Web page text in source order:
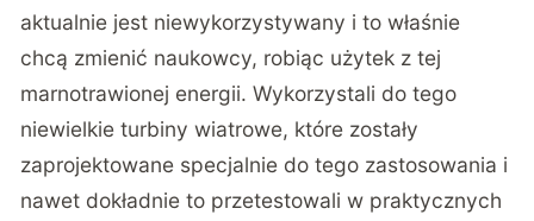
aktualnie jest niewykorzystywany i to właśnie
chcą zmienić naukowcy, robiąc użytek z tej
marnotrawionej energii. Wykorzystali do tego
niewielkie turbiny wiatrowe, które zostały
zaprojektowane specjalnie do tego zastosowania i
nawet dokładnie to przetestowali w praktycznych